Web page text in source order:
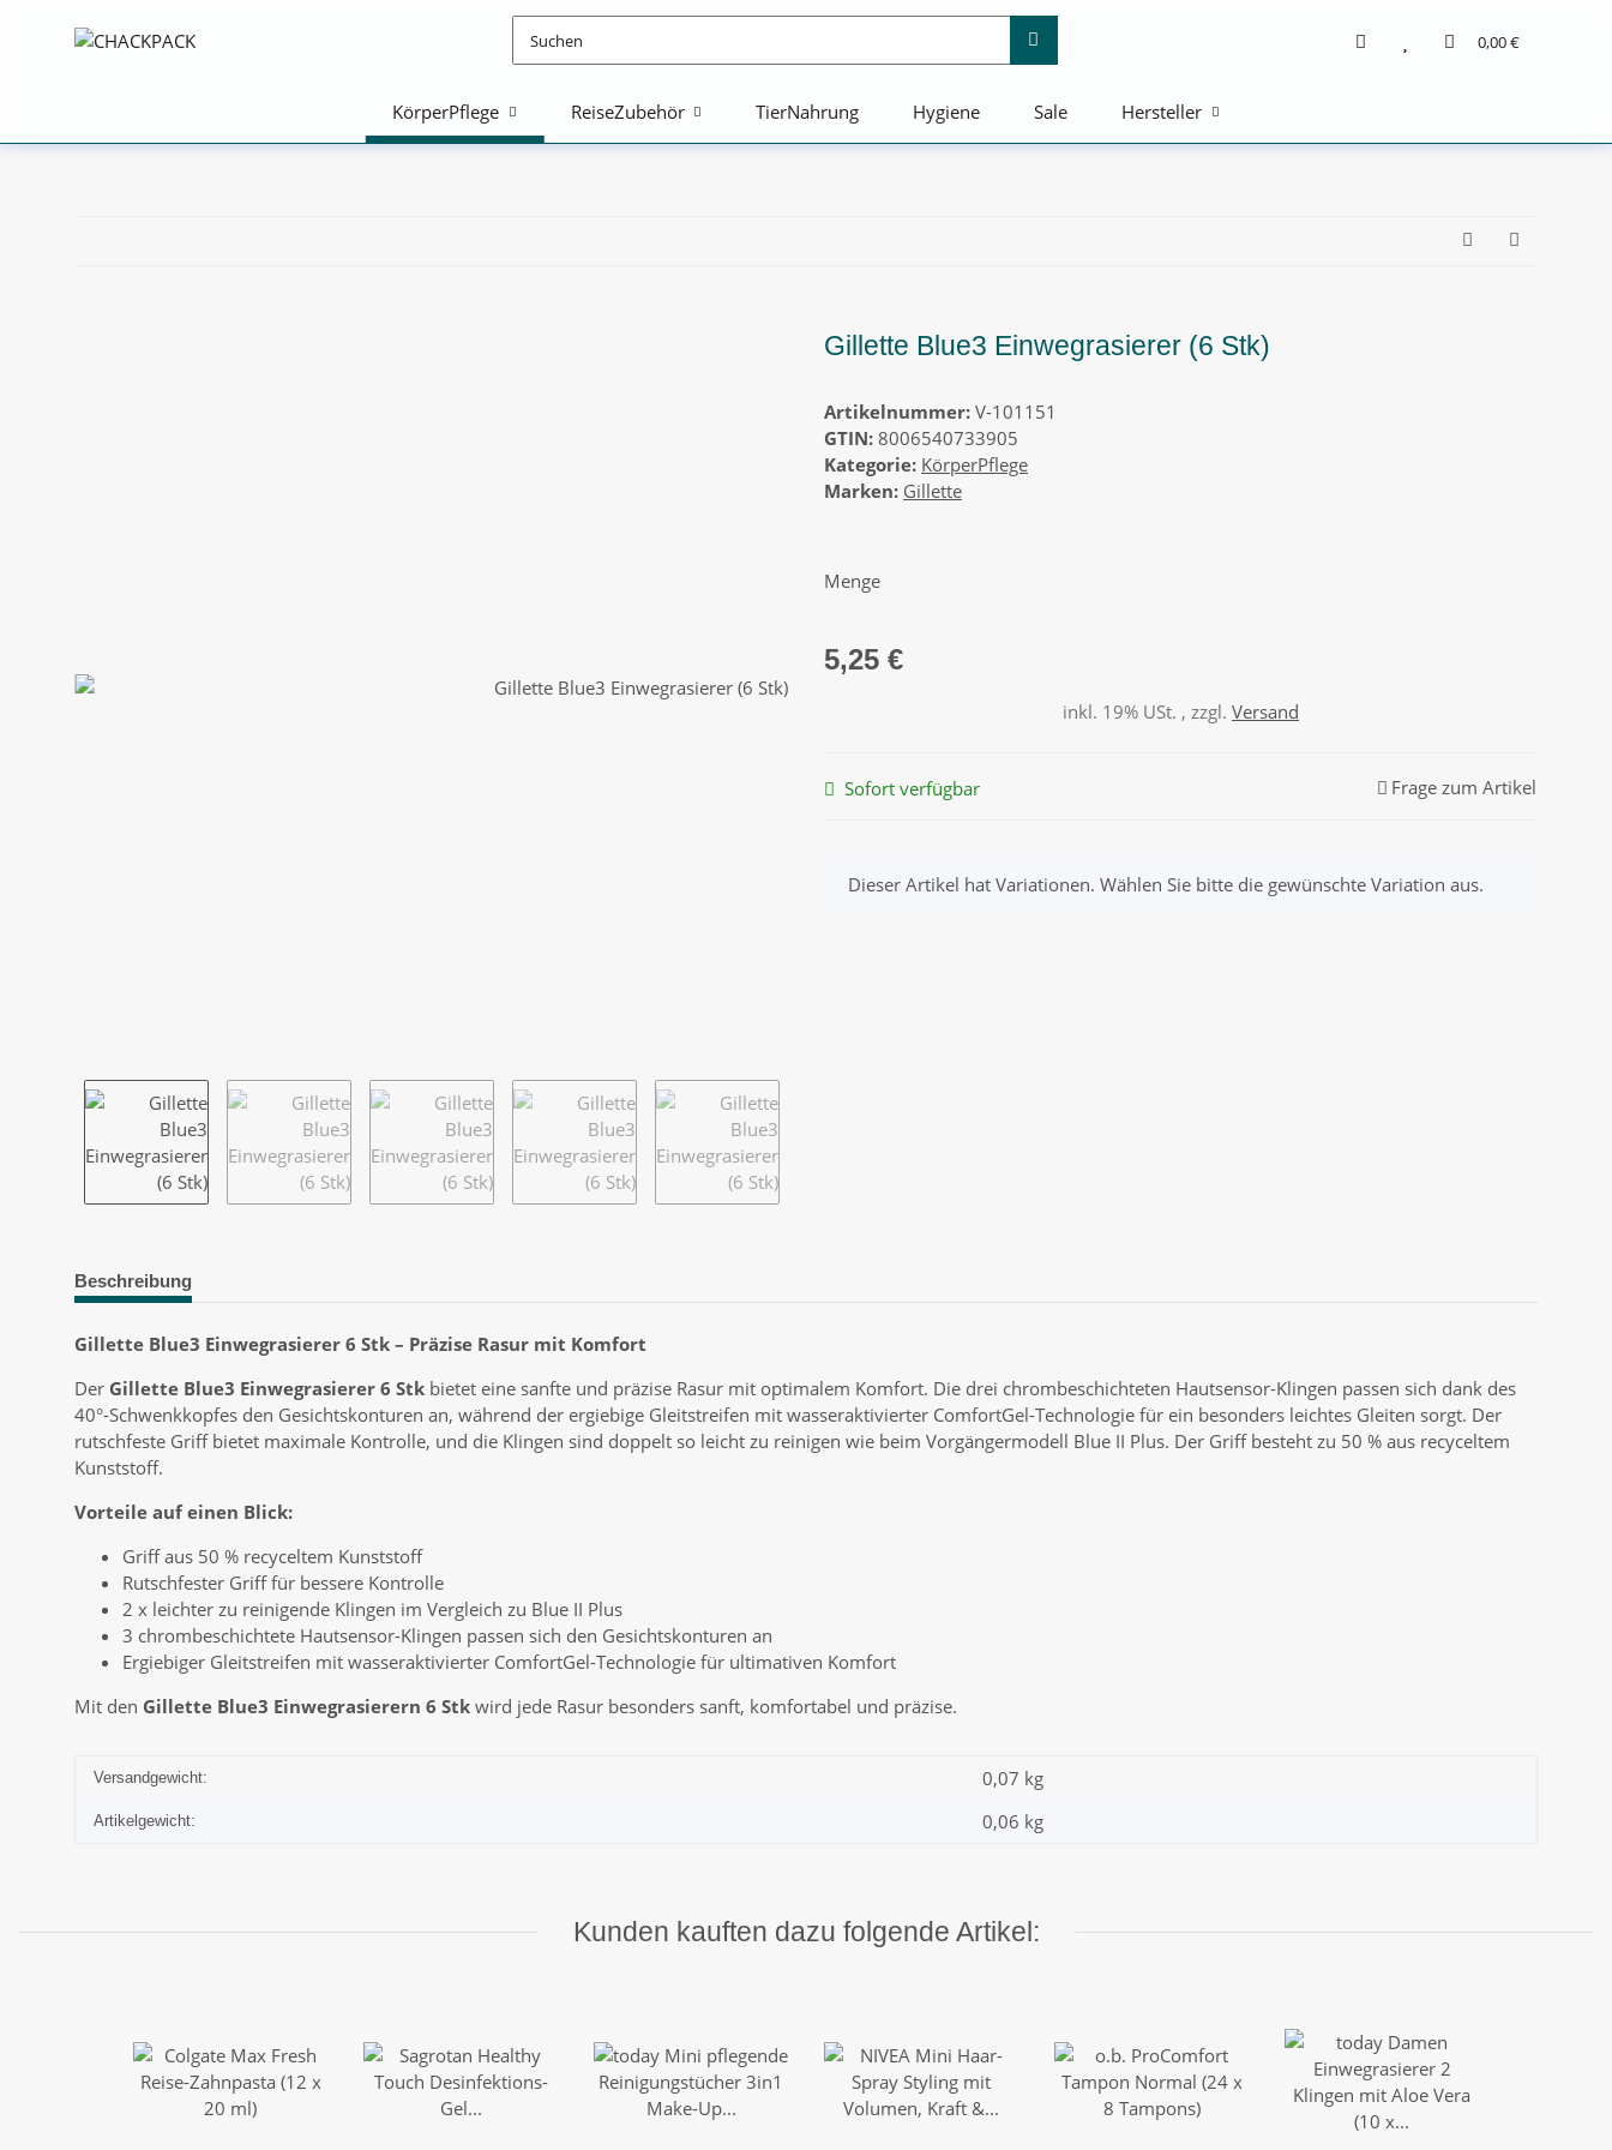
0,00 €
KörperPflege ReiseZubehör TierNahrung Hygiene Sale Hersteller
Gillette Blue3 Einwegrasierer (6 Stk)
Artikelnummer: V-101151
GTIN: 8006540733905
Kategorie: KörperPflege
Marken: Gillette
Menge
5,25 €
inkl. 19% USt. , zzgl. Versand
Sofort verfügbar Frage zum Artikel
x
Dieser Artikel hat Variationen. Wählen Sie bitte die gewünschte Variation aus.
Beschreibung
Gillette Blue3 Einwegrasierer 6 Stk – Präzise Rasur mit Komfort
Der Gillette Blue3 Einwegrasierer 6 Stk bietet eine sanfte und präzise Rasur mit optimalem Komfort. Die drei chrombeschichteten Hautsensor-Klingen passen sich dank des
40°-Schwenkkopfes den Gesichtskonturen an, während der ergiebige Gleitstreifen mit wasseraktivierter ComfortGel-Technologie für ein besonders leichtes Gleiten sorgt. Der
rutschfeste Griff bietet maximale Kontrolle, und die Klingen sind doppelt so leicht zu reinigen wie beim Vorgängermodell Blue II Plus. Der Griff besteht zu 50 % aus recyceltem
Kunststoff.
Vorteile auf einen Blick:
Griff aus 50 % recyceltem Kunststoff
Rutschfester Griff für bessere Kontrolle
2 x leichter zu reinigende Klingen im Vergleich zu Blue II Plus
3 chrombeschichtete Hautsensor-Klingen passen sich den Gesichtskonturen an
Ergiebiger Gleitstreifen mit wasseraktivierter ComfortGel-Technologie für ultimativen Komfort
Mit den Gillette Blue3 Einwegrasierern 6 Stk wird jede Rasur besonders sanft, komfortabel und präzise.
Versandgewicht: 0,07 kg
Artikelgewicht: 0,06 kg
Kunden kauften dazu folgende Artikel: